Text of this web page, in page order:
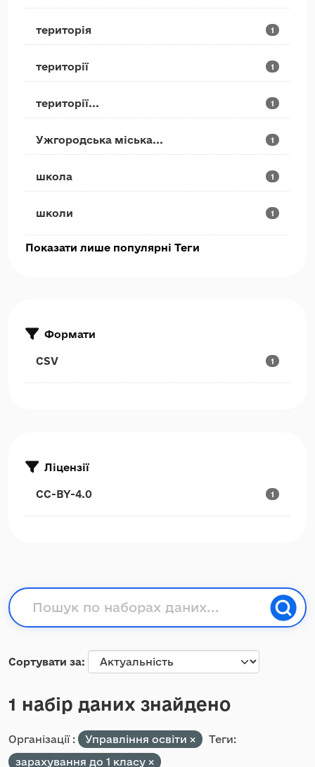
територія 1
території 1
території... 1
Ужгородська міська... 1
школа 1
школи 1
Показати лише популярні Теги
Формати
CSV 1
Ліцензії
CC-BY-4.0 1
Сортувати за
1 набір даних знайдено
Організації : Управління освіти
Теги:
зарахування до 1 класу